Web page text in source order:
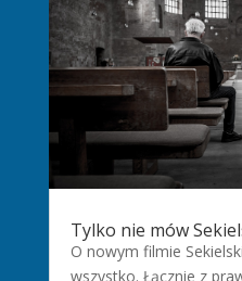
Tylko nie mów
O nowym filmie
wszystko. Łącznie z